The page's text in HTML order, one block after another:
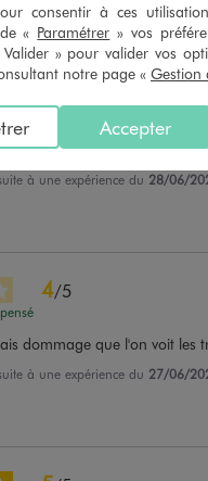
suite à une expérience du 28/06/
4/5
dommage que l'on voit les
suite à une expérience du 27/06/
consentir à ces
« Paramétrer » vos
» pour valider vos
notre page « Gestion
Accepter